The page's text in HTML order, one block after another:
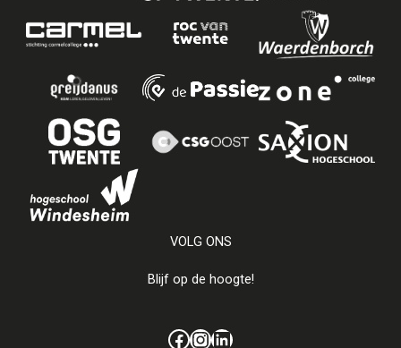
VOLG ONS
Blijf op de hoogte!
Facebook
Instagram
LinkedIn